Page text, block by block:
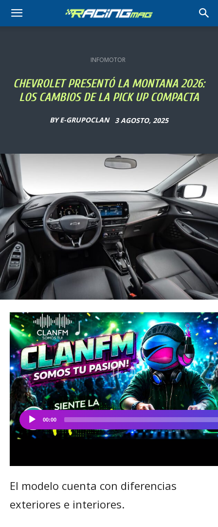
RACING
INFOMOTOR
CHEVROLET PRESENTÓ LA MONTANA 2026:
LOS CAMBIOS DE LA PICK UP COMPACTA
BY E-GRUPOCLAN 3 AGOSTO, 2025
El modelo cuenta con diferencias
exteriores e interiores.